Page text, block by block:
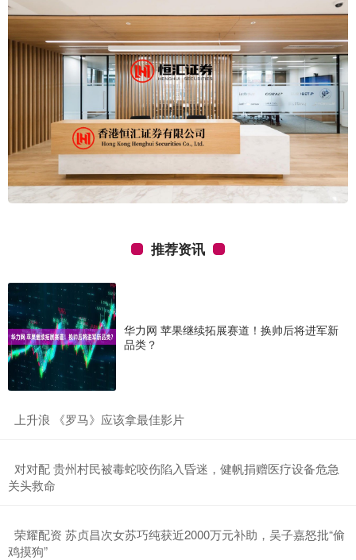
推荐资讯
华力网 苹果继续拓展赛道！换帅后将进军新
品类？
​上升浪 《罗马》应该拿最佳影片
​对对配 贵州村民被毒蛇咬伤陷入昏迷，健帆捐赠医疗设备危急
关头救命
​荣耀配资 苏贞昌次女苏巧纯获近2000万元补助，吴子嘉怒批“偷
鸡摸狗”